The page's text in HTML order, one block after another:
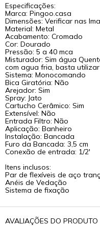
Especificações:
Marca: Pingoo.casa
Dimensões: Verificar nas
Material: Metal
Acabamento: Cromado
Cor: Dourado
Pressão: 5 a 40 mca
Misturador: Sim água
com agua fria, basta
Sistema: Monocomando
Bica Giratória: Não
Arejador: Sim
Spray: Jato
Cartucho Cerâmico: Sim
Extensível: Não
Entrada Filtro: Não
Aplicação: Banheiro
Instalação: Bancada
Furo da Bancada: 3,5 cm
Conexão de entrada: 1/2'
Itens inclusos:
Par de flexíveis de aço
Anéis de Vedação
Sistema de fixação
AVALIAÇÕES DO PRODUTO